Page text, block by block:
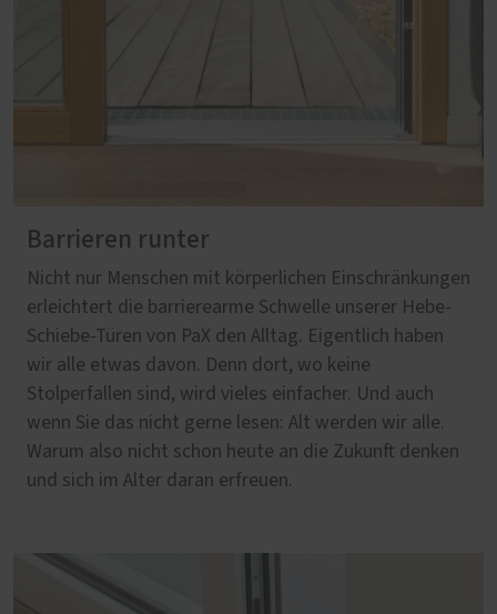
Barrieren runter
Nicht nur Menschen mit körperlichen Einschränkungen
erleichtert die barrierearme Schwelle unserer Hebe-
Schiebe-Türen von PaX den Alltag. Eigentlich haben
wir alle etwas davon. Denn dort, wo keine
Stolperfallen sind, wird vieles einfacher. Und auch
wenn Sie das nicht gerne lesen: Alt werden wir alle.
Warum also nicht schon heute an die Zukunft denken
und sich im Alter daran erfreuen.